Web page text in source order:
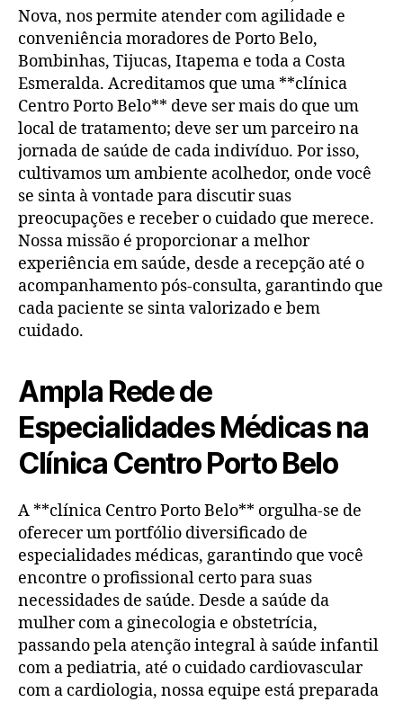
Nova, nos permite atender com agilidade e
conveniência moradores de Porto Belo,
Bombinhas, Tijucas, Itapema e toda a Costa
Esmeralda. Acreditamos que uma **clínica
Centro Porto Belo** deve ser mais do que um
local de tratamento; deve ser um parceiro na
jornada de saúde de cada indivíduo. Por isso,
cultivamos um ambiente acolhedor, onde você
se sinta à vontade para discutir suas
preocupações e receber o cuidado que merece.
Nossa missão é proporcionar a melhor
experiência em saúde, desde a recepção até o
acompanhamento pós-consulta, garantindo que
cada paciente se sinta valorizado e bem
cuidado.
Ampla Rede de
Especialidades Médicas na
Clínica Centro Porto Belo
A **clínica Centro Porto Belo** orgulha-se de
oferecer um portfólio diversificado de
especialidades médicas, garantindo que você
encontre o profissional certo para suas
necessidades de saúde. Desde a saúde da
mulher com a ginecologia e obstetrícia,
passando pela atenção integral à saúde infantil
com a pediatria, até o cuidado cardiovascular
com a cardiologia, nossa equipe está preparada